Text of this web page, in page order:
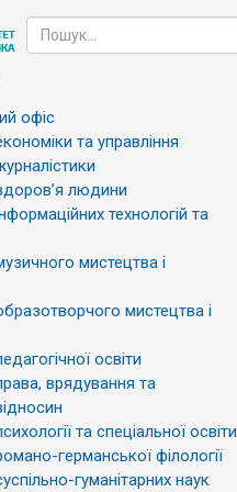
офіс
та управління
людини
технологій та
мистецтва і
мистецтва і
освіти
врядування та
та спеціальної освіти
германської філології
гуманітарних наук